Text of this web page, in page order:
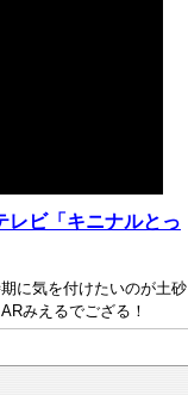
ビ「キニナルとっ
に気を付けたいのが土砂
みえるでござる！